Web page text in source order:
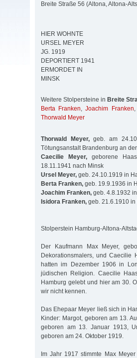
Breite Straße 56 (Altona, Altona-
HIER WOHNTE
URSEL MEYER
JG. 1919
DEPORTIERT 1941
ERMORDET IN
MINSK
Weitere Stolpersteine in Breite
Berta Franken,Joachim Franken,
Thorwald Meyer
Thorwald Meyer,geb. am
Tötungsanstalt Brandenburg an
Caecilie Meyer,geborene
18.11.1941 nach Minsk
Ursel Meyer, geb. 24.10.1919 in
Berta Franken, geb. 19.9.1936 in
Joachim Franken, geb. 4.8.1932
Isidora Franken, geb. 21.6.1910
Stolperstein Hamburg-Altona-
Der Kaufmann Max Meyer,
Dekorationsmalers, und
hatten im Dezember 1906 in
jüdischen Religion. Caecilie
Hamburg gelebt und hier am 30.
wir nicht kennen.
Das Ehepaar Meyer ließ sich in
Kinder: Margot, geboren am 13.
geboren am 13. Januar 1913,
geboren am 24. Oktober 1919.
Im Jahr 1917 stimmte Max